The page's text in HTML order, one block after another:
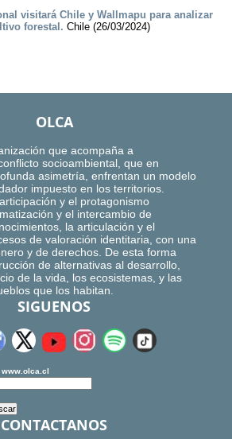
visitará Chile y Wallmapu para analizar
forestal. Chile (26/03/2024)
OLCA
que acompaña a
socioambiental, que en
asimetría, enfrentan un modelo
impuesto en los territorios.
y el protagonismo
y el intercambio de
la articulación y el
de valoración identitaria, con una
y de derechos. De esta forma
de alternativas al desarrollo,
de la vida, los ecosistemas, y las
que los habitan.
SIGUENOS
www.olca.cl
CONTACTANOS